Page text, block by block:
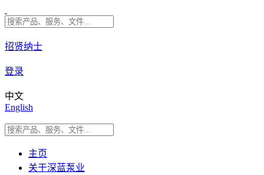
招贤纳士
登录
中文
English
主页
关于深蓝泵业